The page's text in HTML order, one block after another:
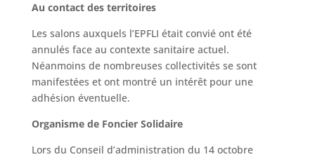
Au contact des territoires
Les salons auxquels l’EPFLI était convié ont été
annulés face au contexte sanitaire actuel.
Néanmoins de nombreuses collectivités se sont
manifestées et ont montré un intérêt pour une
adhésion éventuelle.
Organisme de Foncier Solidaire
Lors du Conseil d’administration du 14 octobre